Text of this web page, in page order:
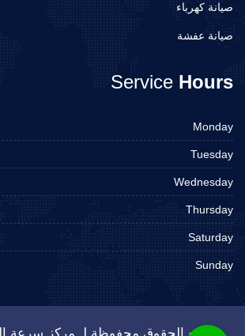
صيانة كهرباء
صيانة عفشة
Service Hours
Monday
Tuesday
Wednesday
Thursday
Saturday
Sunday